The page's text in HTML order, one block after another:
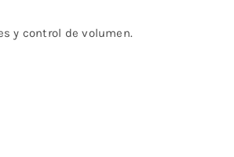
y control de volumen.